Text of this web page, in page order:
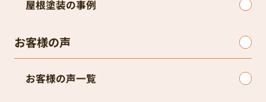
屋根塗装の事例
お客様の声
お客様の声一覧